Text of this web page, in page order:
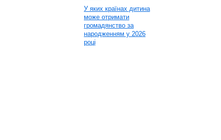
У яких країнах дитина
може отримати
громадянство за
народженням у 2026
році